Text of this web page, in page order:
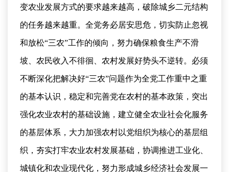
变农业发展方式的要求越来越高，破除城乡二元结构
的任务越来越重。全党务必居安思危，切实防止忽视
和放松“三农”工作的倾向，努力确保粮食生产不滑
坡、农民收入不徘徊、农村发展好势头不逆转。必须
不断深化把解决好“三农”问题作为全党工作重中之重
的基本认识，稳定和完善党在农村的基本政策，突出
强化农业农村的基础设施，建立健全农业社会化服务
的基层体系，大力加强农村以党组织为核心的基层组
织，夯实打牢农业农村发展基础，协调推进工业化、
城镇化和农业现代化，努力形成城乡经济社会发展一